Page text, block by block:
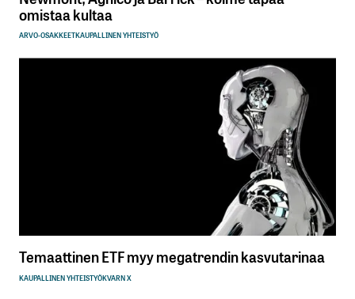
omistaa kultaa
ARVO-OSAKKEETKAUPALLINEN YHTEISTYÖ
Temaattinen ETF myy megatrendin kasvutarinaa
KAUPALLINEN YHTEISTYÖKVARN X